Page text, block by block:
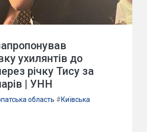
ухилянтів до
річку Тису за
| УНН
область #Київська